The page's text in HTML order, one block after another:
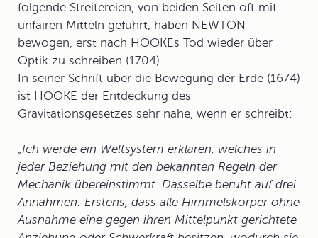
folgende Streitereien, von beiden Seiten oft mit
unfairen Mitteln geführt, haben NEWTON
bewogen, erst nach HOOKEs Tod wieder über
Optik zu schreiben (1704).
In seiner Schrift über die Bewegung der Erde (1674)
ist HOOKE der Entdeckung des
Gravitationsgesetzes sehr nahe, wenn er schreibt:
„Ich werde ein Weltsystem erklären, welches in
jeder Beziehung mit den bekannten Regeln der
Mechanik übereinstimmt. Dasselbe beruht auf drei
Annahmen: Erstens, dass alle Himmelskörper ohne
Ausnahme eine gegen ihren Mittelpunkt gerichtete